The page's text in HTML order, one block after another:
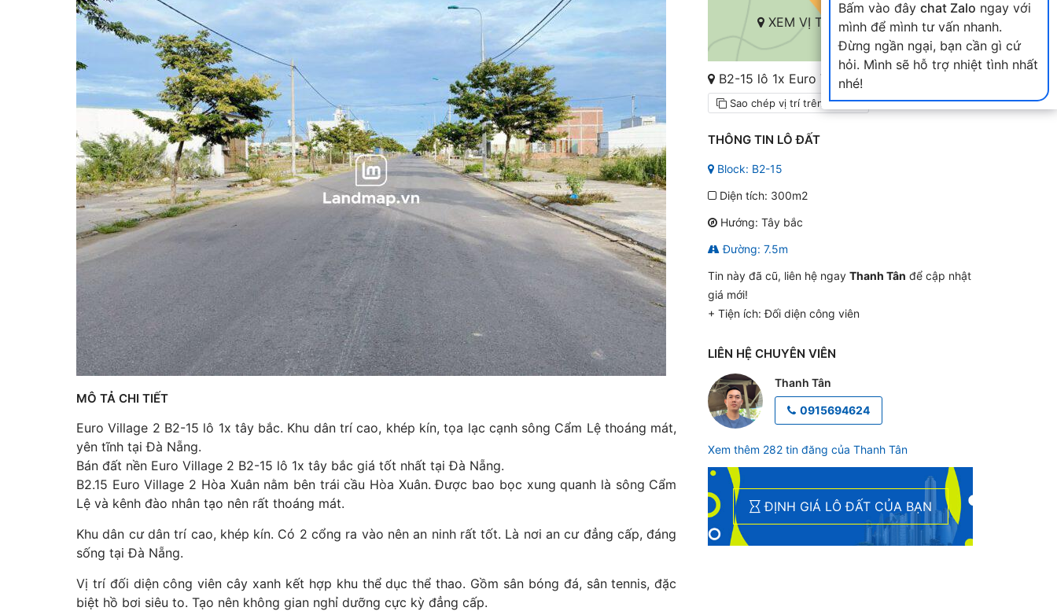
MÔ TẢ CHI TIẾT
Euro Village 2 B2-15 lô 1x tây bắc. Khu dân trí cao, khép kín, tọa lạc cạnh sông Cẩm Lệ thoáng mát,
yên tĩnh tại Đà Nẵng.
Bán đất nền Euro Village 2 B2-15 lô 1x tây bắc giá tốt nhất tại Đà Nẵng.
B2.15 Euro Village 2 Hòa Xuân nằm bên trái cầu Hòa Xuân. Được bao bọc xung quanh là sông Cẩm
Lệ và kênh đào nhân tạo nên rất thoáng mát.
Khu dân cư dân trí cao, khép kín. Có 2 cổng ra vào nên an ninh rất tốt. Là nơi an cư đẳng cấp, đáng
sống tại Đà Nẵng.
Vị trí đối diện công viên cây xanh kết hợp khu thể dục thể thao. Gồm sân bóng đá, sân tennis, đặc
biệt hồ bơi siêu to. Tạo nên không gian nghỉ dưỡng cực kỳ đẳng cấp.
XEM VỊ TRÍ TRÊN BẢN ĐỒ
B2-15 lô 1x Euro Village 2 Hòa Xuân
Sao chép vị trí trên bản đồ
THÔNG TIN LÔ ĐẤT
Block: B2-15
Diện tích: 300m2
Hướng: Tây bắc
Đường: 7.5m
Tin này đã cũ, liên hệ ngayThanh Tân để cập nhật
giá mới!
+ Tiện ích:Đối diện công viên
LIÊN HỆ CHUYÊN VIÊN
Thanh Tân
0915694624
Xem thêm 282 tin đăng của Thanh Tân
ĐỊNH GIÁ LÔ ĐẤT CỦA BẠN
Bấm vào đây chat Zalo ngay với
mình để mình tư vấn nhanh.
Đừng ngần ngại, bạn cần gì cứ
hỏi. Mình sẽ hỗ trợ nhiệt tình nhất
nhé!